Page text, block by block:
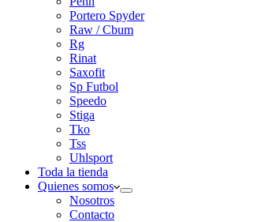
Portero Spyder
Raw / Cbum
Rg
Rinat
Saxofit
Sp Futbol
Speedo
Stiga
Tko
Tss
Uhlsport
Toda la tienda
Quienes somos
Nosotros
Contacto